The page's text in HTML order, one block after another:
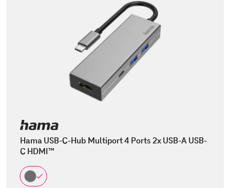
Hama USB-C-Hub Multiport 4 Ports 2x USB-A USB-
C HDMI™